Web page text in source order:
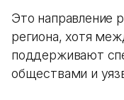
Это направление
региона, хотя
поддерживают
обществами и